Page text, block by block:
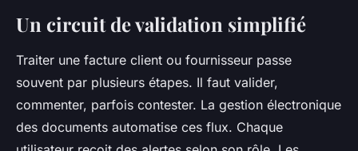
Un circuit de validation simplifié
Traiter une facture client ou fournisseur passe
souvent par plusieurs étapes. Il faut valider,
commenter, parfois contester. La gestion électronique
des documents automatise ces flux. Chaque